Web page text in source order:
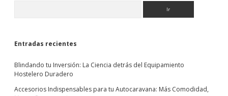
Entradas recientes
Blindando tu Inversión: La Ciencia detrás del Equipamiento
Hostelero Duradero
Accesorios Indispensables para tu Autocaravana: Más Comodidad,